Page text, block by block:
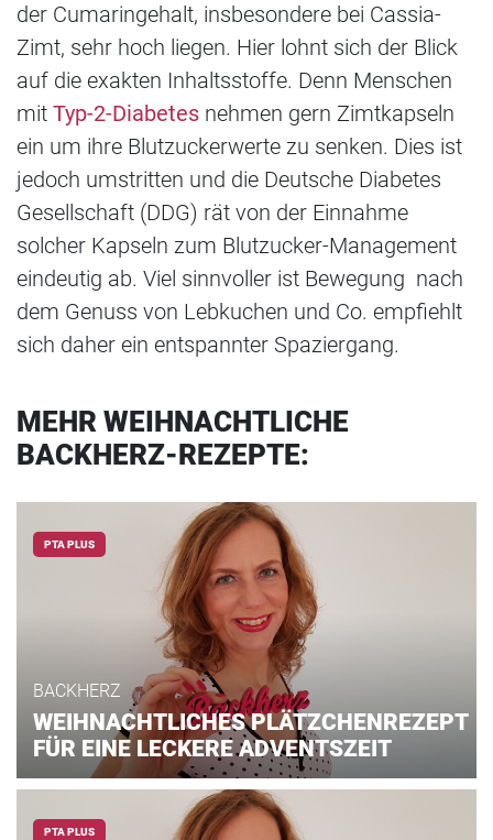
der Cumaringehalt, insbesondere bei Cassia-
Zimt, sehr hoch liegen. Hier lohnt sich der Blick
auf die exakten Inhaltsstoffe. Denn Menschen
mit Typ-2-Diabetes nehmen gern Zimtkapseln
ein um ihre Blutzuckerwerte zu senken. Dies ist
jedoch umstritten und die Deutsche Diabetes
Gesellschaft (DDG) rät von der Einnahme
solcher Kapseln zum Blutzucker-Management
eindeutig ab. Viel sinnvoller ist Bewegung ­ nach
dem Genuss von Lebkuchen und Co. empfiehlt
sich daher ein entspannter Spaziergang.
MEHR WEIHNACHTLICHE
BACKHERZ-REZEPTE:
PTA PLUS
BACKHERZ
WEIHNACHTLICHES PLÄTZCHENREZEPT
FÜR EINE LECKERE ADVENTSZEIT
PTA PLUS